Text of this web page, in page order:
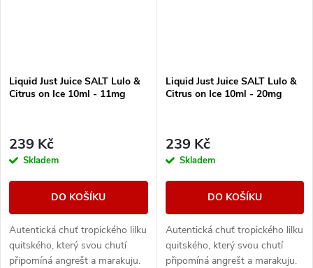
Liquid Just Juice SALT Lulo &
Citrus on Ice 10ml - 11mg
239 Kč
Skladem
DO KOŠÍKU
Autentická chuť tropického lilku
quitského, který svou chutí
připomíná angrešt a marakuju.
Liquid Just Juice SALT Lulo &
Citrus on Ice 10ml - 20mg
239 Kč
Skladem
DO KOŠÍKU
Autentická chuť tropického lilku
quitského, který svou chutí
připomíná angrešt a marakuju.